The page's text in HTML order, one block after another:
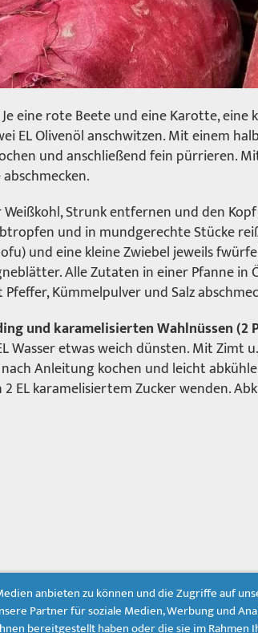
anbieten zu können und die Zugriffe auf
Partner für soziale Medien, Werbung und
bereitgestellt haben oder die sie im Rahmen
Je eine rote Beete und eine Karotte, eine
EL Olivenöl anschwitzen. Mit einem
und anschließend fein pürrieren.
Weißkohl, Strunk entfernen und den
und in mundgerechte Stücke
und eine kleine Zwiebel jeweils
Alle Zutaten in einer Pfanne in
Kümmelpulver und Salz
und karamelisierten Wahlnüssen (2
Wasser etwas weich dünsten. Mit Zimt
Anleitung kochen und leicht
EL karamelisiertem Zucker wenden.